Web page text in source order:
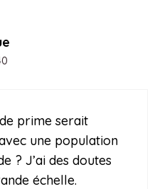
prime serait
une population
? J’ai des doutes
échelle.